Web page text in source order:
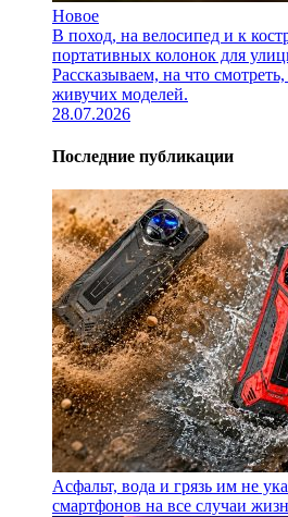
Новое
В поход, на велосипед и к
портативных колонок для
Рассказываем, на что
живучих моделей.
28.07.2026
Последние публикации
Асфальт, вода и грязь им не
смартфонов на все случаи